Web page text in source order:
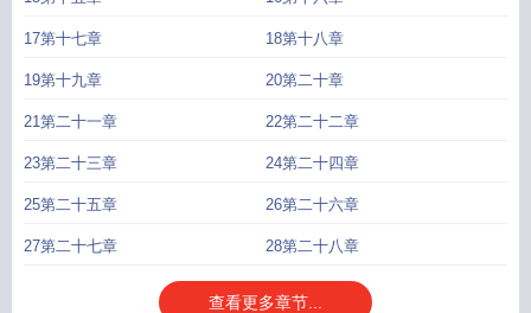
17第十七章 18第十八章
19第十九章 20第二十章
21第二十一章 22第二十二章
23第二十三章 24第二十四章
25第二十五章 26第二十六章
27第二十七章 28第二十八章
查看更多章节...